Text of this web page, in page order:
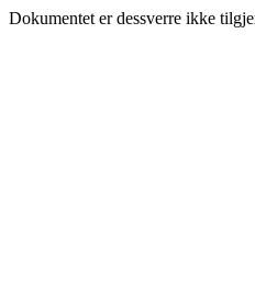
Dokumentet er dessverre ikke